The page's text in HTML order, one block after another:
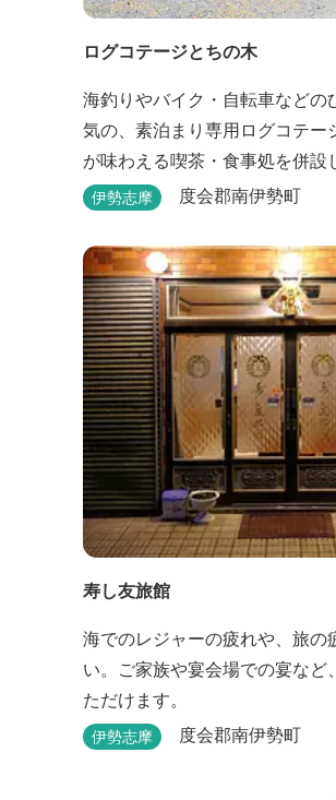
ログコテージとちの木
海釣りやバイク・自転車などの
気の、素泊まり専用ログコテー
が味わえる喫茶・食事処を併設
伊勢志摩 度会郡南伊勢町
寿し友旅館
海でのレジャーの疲れや、旅の
い。ご家族や宴会場での宴など
ただけます。
伊勢志摩 度会郡南伊勢町